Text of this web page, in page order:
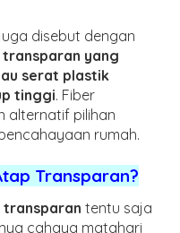
disebut dengan
yang
serat plastik
tinggi. Fiber
alternatif pilihan
rumah.
Transparan?
transparan tentu saja
cahaya matahari